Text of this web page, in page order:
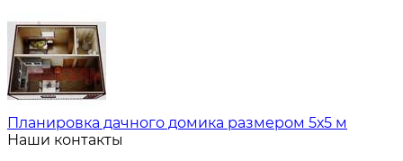
Планировка дачного домика размером 5х5 м
Наши контакты